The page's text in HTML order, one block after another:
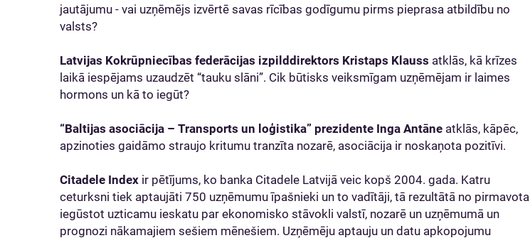
jautājumu - vai uzņēmējs izvērtē savas rīcības godīgumu pirms pieprasa atbildību no
valsts?
Latvijas Kokrūpniecības federācijas izpilddirektors Kristaps Klauss atklās, kā krīzes
laikā iespējams uzaudzēt “tauku slāni”. Cik būtisks veiksmīgam uzņēmējam ir laimes
hormons un kā to iegūt?
“Baltijas asociācija – Transports un loģistika” prezidente Inga Antāne atklās, kāpēc,
apzinoties gaidāmo straujo kritumu tranzīta nozarē, asociācija ir noskaņota pozitīvi.
Citadele Index ir pētījums, ko banka Citadele Latvijā veic kopš 2004. gada. Katru
ceturksni tiek aptaujāti 750 uzņēmumu īpašnieki un to vadītāji, tā rezultātā no pirmavota
iegūstot uzticamu ieskatu par ekonomisko stāvokli valstī, nozarē un uzņēmumā un
prognozi nākamajiem sešiem mēnešiem. Uzņēmēju aptauju un datu apkopojumu